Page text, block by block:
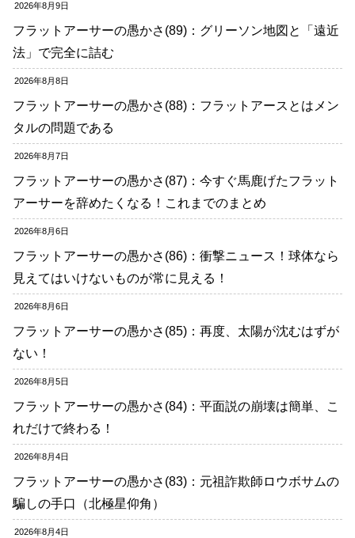
2026年8月9日
フラットアーサーの愚かさ(89)：グリーソン地図と「遠近
法」で完全に詰む
2026年8月8日
フラットアーサーの愚かさ(88)：フラットアースとはメン
タルの問題である
2026年8月7日
フラットアーサーの愚かさ(87)：今すぐ馬鹿げたフラット
アーサーを辞めたくなる！これまでのまとめ
2026年8月6日
フラットアーサーの愚かさ(86)：衝撃ニュース！球体なら
見えてはいけないものが常に見える！
2026年8月6日
フラットアーサーの愚かさ(85)：再度、太陽が沈むはずが
ない！
2026年8月5日
フラットアーサーの愚かさ(84)：平面説の崩壊は簡単、こ
れだけで終わる！
2026年8月4日
フラットアーサーの愚かさ(83)：元祖詐欺師ロウボサムの
騙しの手口（北極星仰角）
2026年8月4日